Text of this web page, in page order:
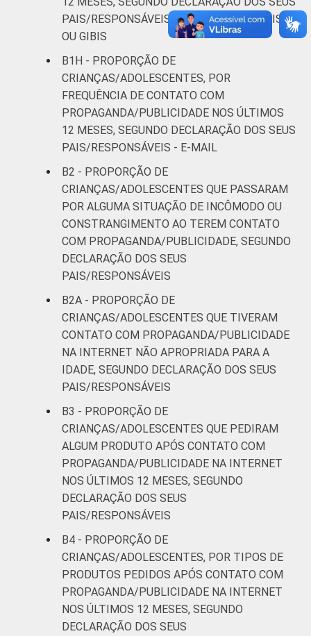
PAIS/RESPONSÁVEIS - REVISTAS, JORNAIS
OU GIBIS
B1H - PROPORÇÃO DE
CRIANÇAS/ADOLESCENTES, POR
FREQUÊNCIA DE CONTATO COM
PROPAGANDA/PUBLICIDADE NOS ÚLTIMOS
12 MESES, SEGUNDO DECLARAÇÃO DOS SEUS
PAIS/RESPONSÁVEIS - E-MAIL
B2 - PROPORÇÃO DE
CRIANÇAS/ADOLESCENTES QUE PASSARAM
POR ALGUMA SITUAÇÃO DE INCÔMODO OU
CONSTRANGIMENTO AO TEREM CONTATO
COM PROPAGANDA/PUBLICIDADE, SEGUNDO
DECLARAÇÃO DOS SEUS
PAIS/RESPONSÁVEIS
B2A - PROPORÇÃO DE
CRIANÇAS/ADOLESCENTES QUE TIVERAM
CONTATO COM PROPAGANDA/PUBLICIDADE
NA INTERNET NÃO APROPRIADA PARA A
IDADE, SEGUNDO DECLARAÇÃO DOS SEUS
PAIS/RESPONSÁVEIS
B3 - PROPORÇÃO DE
CRIANÇAS/ADOLESCENTES QUE PEDIRAM
ALGUM PRODUTO APÓS CONTATO COM
PROPAGANDA/PUBLICIDADE NA INTERNET
NOS ÚLTIMOS 12 MESES, SEGUNDO
DECLARAÇÃO DOS SEUS
PAIS/RESPONSÁVEIS
B4 - PROPORÇÃO DE
CRIANÇAS/ADOLESCENTES, POR TIPOS DE
PRODUTOS PEDIDOS APÓS CONTATO COM
PROPAGANDA/PUBLICIDADE NA INTERNET
NOS ÚLTIMOS 12 MESES, SEGUNDO
DECLARAÇÃO DOS SEUS